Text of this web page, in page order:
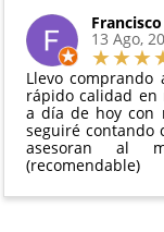
Todas
vigente.
para más
El
Debe
13 Ago,
Llevo
rápido calidad en
a día de hoy con
seguiré contando
asesoran al
(recomendable)